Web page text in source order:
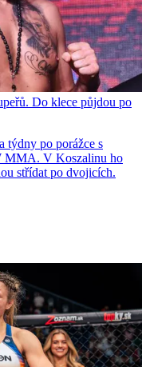
Do klece půjdou po
týdny po porážce s
MMA. V Koszalinu ho
střídat po dvojicích.